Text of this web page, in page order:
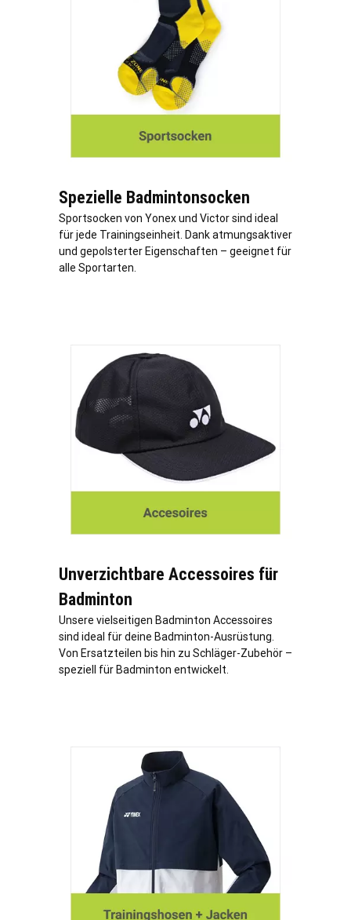
Spezielle Badmintonsocken
Sportsocken von Yonex und Victor sind ideal
für jede Trainingseinheit. Dank atmungsaktiver
und gepolsterter Eigenschaften – geeignet für
alle Sportarten.
Unverzichtbare Accessoires für
Badminton
Unsere vielseitigen Badminton Accessoires
sind ideal für deine Badminton-Ausrüstung.
Von Ersatzteilen bis hin zu Schläger-Zubehör –
speziell für Badminton entwickelt.